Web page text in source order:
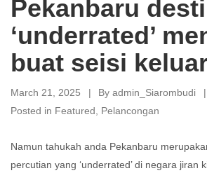
Pekanbaru
‘underrated’
buat seisi
March 21, 2025 By admin_Siarombudi
Posted in Featured Pelancongan
Namun tahukah anda Pekanbaru
percutian yang ‘underrated’ di negara jiran